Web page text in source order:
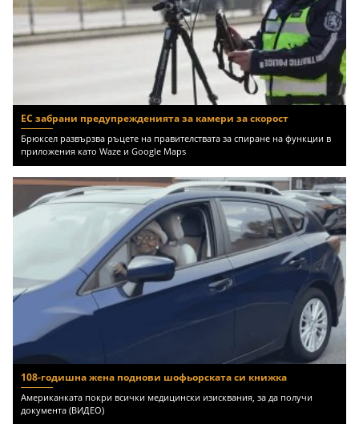
ЕС забрани предупрежденията за камери за скорост
Брюксел развързва ръцете на правителствата за спиране на функции в
приложения като Waze и Google Maps
108-годишна жена поднови шофьорската си книжка
Американката покри всички медицински изисквания, за да получи
документа (ВИДЕО)